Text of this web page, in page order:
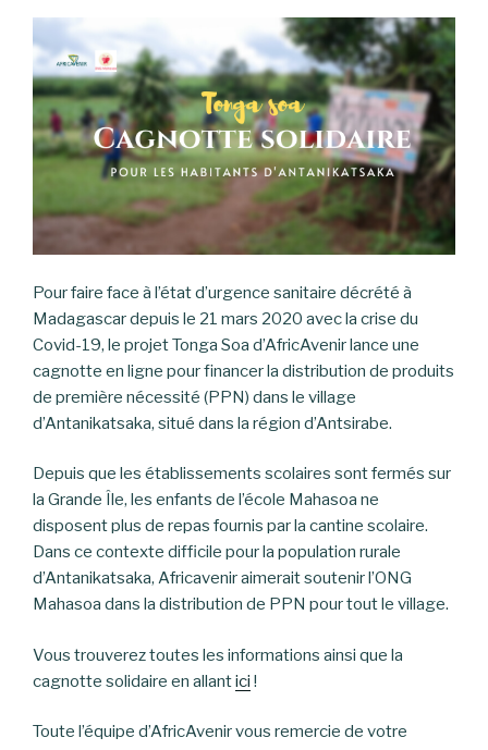
Pour faire face à l’état d’urgence sanitaire décrété à
Madagascar depuis le 21 mars 2020 avec la crise du
Covid-19, le projet Tonga Soa d’AfricAvenir lance une
cagnotte en ligne pour financer la distribution de produits
de première nécessité (PPN) dans le village
d’Antanikatsaka, situé dans la région d’Antsirabe.
Depuis que les établissements scolaires sont fermés sur
la Grande Île, les enfants de l’école Mahasoa ne
disposent plus de repas fournis par la cantine scolaire.
Dans ce contexte difficile pour la population rurale
d’Antanikatsaka, Africavenir aimerait soutenir l’ONG
Mahasoa dans la distribution de PPN pour tout le village.
Vous trouverez toutes les informations ainsi que la
cagnotte solidaire en allantici !
Toute l’équipe d’AfricAvenir vous remercie de votre